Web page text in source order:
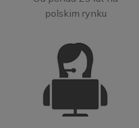
polskim rynku